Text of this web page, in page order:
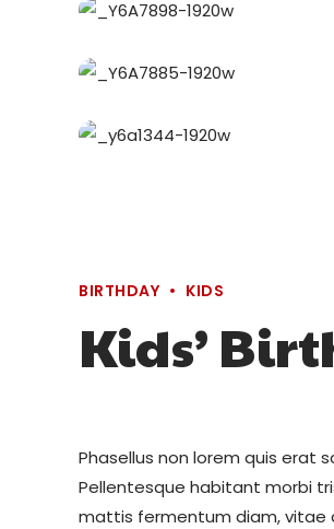
BIRTHDAY KIDS
Kids’
Phasellus non lorem quis erat
Pellentesque habitant morbi
mattis fermentum diam, vitae